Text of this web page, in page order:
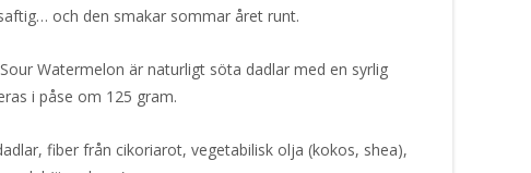
och den smakar sommar året runt.
Watermelon är naturligt söta dadlar med en syrlig
i påse om 125 gram.
fiber från cikoriarot, vegetabilisk olja (kokos, shea),